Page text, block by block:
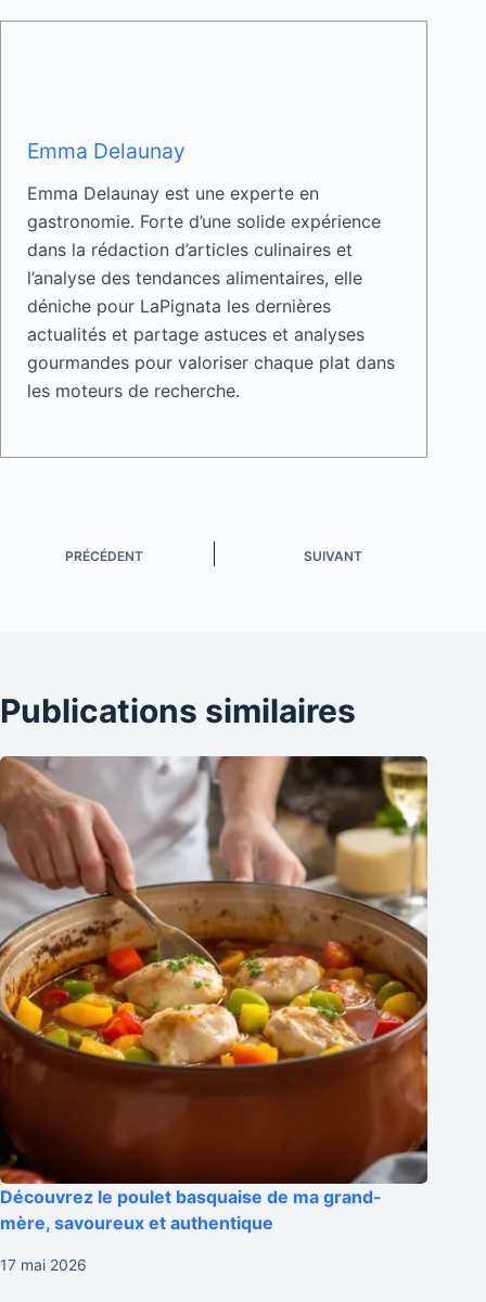
Emma Delaunay
Emma Delaunay est une experte en
gastronomie. Forte d’une solide expérience
dans la rédaction d’articles culinaires et
l’analyse des tendances alimentaires, elle
déniche pour LaPignata les dernières
actualités et partage astuces et analyses
gourmandes pour valoriser chaque plat dans
les moteurs de recherche.
PRÉCÉDENT SUIVANT
Publications similaires
Découvrez le poulet basquaise de ma grand-
mère, savoureux et authentique
17 mai 2026